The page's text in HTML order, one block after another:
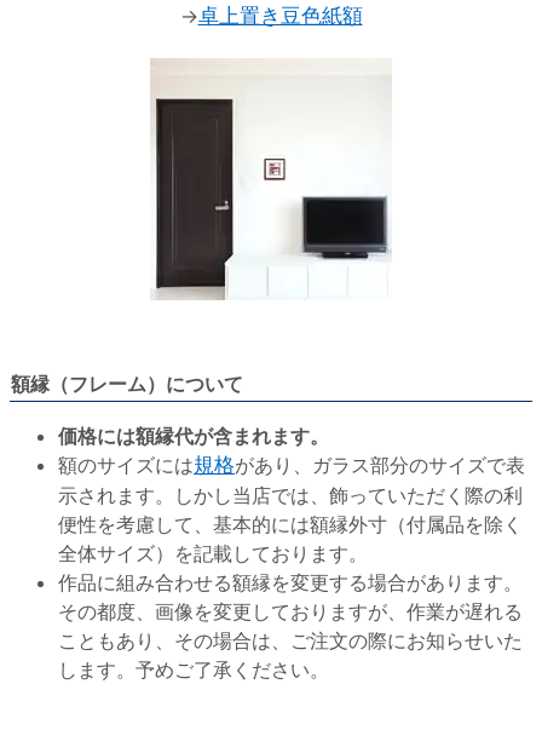
→卓上置き豆色紙額
額縁（フレーム）について
価格には額縁代が含まれます。
額のサイズには規格があり、ガラス部分のサイズで表
示されます。しかし当店では、飾っていただく際の利
便性を考慮して、基本的には額縁外寸（付属品を除く
全体サイズ）を記載しております。
作品に組み合わせる額縁を変更する場合があります。
その都度、画像を変更しておりますが、作業が遅れる
こともあり、その場合は、ご注文の際にお知らせいた
します。予めご了承ください。